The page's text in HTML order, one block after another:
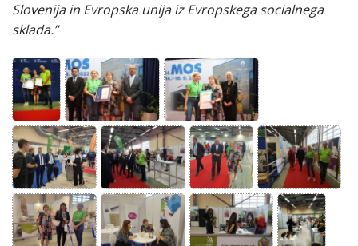
Slovenija in Evropska unija iz Evropskega socialnega
sklada.”